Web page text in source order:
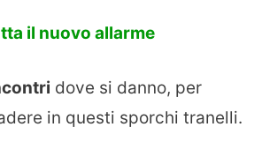
il nuovo allarme
dove si danno, per
in questi sporchi tranelli.